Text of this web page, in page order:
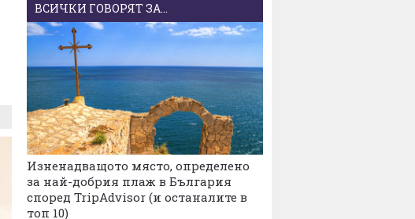
ВСИЧКИ ГОВОРЯТ ЗА...
Изненадващото място, определено
за най-добрия плаж в България
според TripAdvisor (и останалите в
топ 10)